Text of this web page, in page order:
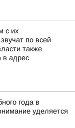
с их
по всей
также
в адрес
года в
уделяется